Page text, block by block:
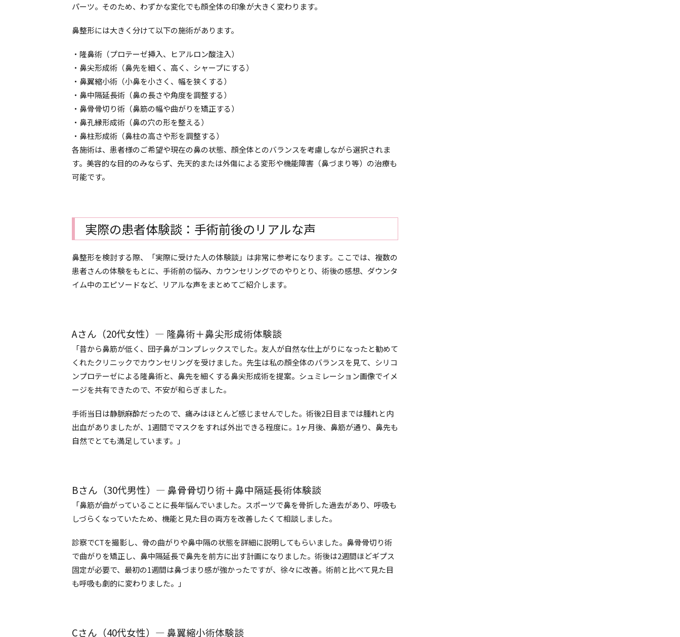
パーツ。そのため、わずかな変化でも顔全体の印象が大きく変わります。
鼻整形には大きく分けて以下の施術があります。
・隆鼻術（プロテーゼ挿入、ヒアルロン酸注入）
・鼻尖形成術（鼻先を細く、高く、シャープにする）
・鼻翼縮小術（小鼻を小さく、幅を狭くする）
・鼻中隔延長術（鼻の長さや角度を調整する）
・鼻骨骨切り術（鼻筋の幅や曲がりを矯正する）
・鼻孔縁形成術（鼻の穴の形を整える）
・鼻柱形成術（鼻柱の高さや形を調整する）
各施術は、患者様のご希望や現在の鼻の状態、顔全体とのバランスを考慮しながら選択されま
す。美容的な目的のみならず、先天的または外傷による変形や機能障害（鼻づまり等）の治療も
可能です。
実際の患者体験談：手術前後のリアルな声
鼻整形を検討する際、「実際に受けた人の体験談」は非常に参考になります。ここでは、複数の
患者さんの体験をもとに、手術前の悩み、カウンセリングでのやりとり、術後の感想、ダウンタ
イム中のエピソードなど、リアルな声をまとめてご紹介します。
Aさん（20代女性）― 隆鼻術＋鼻尖形成術体験談
「昔から鼻筋が低く、団子鼻がコンプレックスでした。友人が自然な仕上がりになったと勧めて
くれたクリニックでカウンセリングを受けました。先生は私の顔全体のバランスを見て、シリコ
ンプロテーゼによる隆鼻術と、鼻先を細くする鼻尖形成術を提案。シュミレーション画像でイメ
ージを共有できたので、不安が和らぎました。
手術当日は静脈麻酔だったので、痛みはほとんど感じませんでした。術後2日目までは腫れと内
出血がありましたが、1週間でマスクをすれば外出できる程度に。1ヶ月後、鼻筋が通り、鼻先も
自然でとても満足しています。」
Bさん（30代男性）― 鼻骨骨切り術＋鼻中隔延長術体験談
「鼻筋が曲がっていることに長年悩んでいました。スポーツで鼻を骨折した過去があり、呼吸も
しづらくなっていたため、機能と見た目の両方を改善したくて相談しました。
診察でCTを撮影し、骨の曲がりや鼻中隔の状態を詳細に説明してもらいました。鼻骨骨切り術
で曲がりを矯正し、鼻中隔延長で鼻先を前方に出す計画になりました。術後は2週間ほどギプス
固定が必要で、最初の1週間は鼻づまり感が強かったですが、徐々に改善。術前と比べて見た目
も呼吸も劇的に変わりました。」
Cさん（40代女性）― 鼻翼縮小術体験談